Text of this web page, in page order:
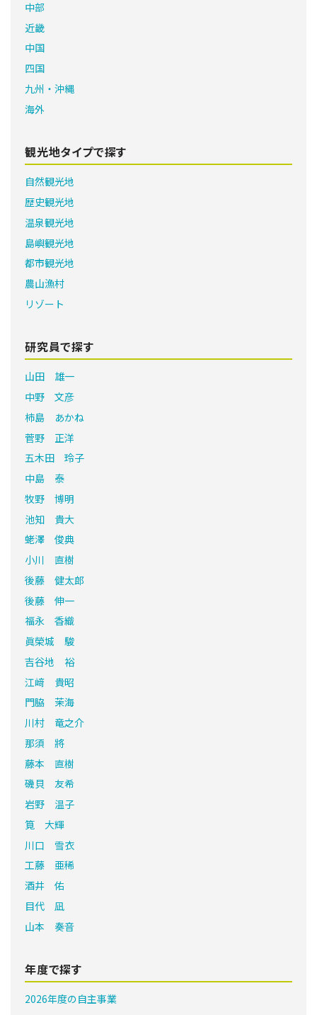
中部
近畿
中国
四国
九州・沖縄
海外
観光地タイプで探す
自然観光地
歴史観光地
温泉観光地
島嶼観光地
都市観光地
農山漁村
リゾート
研究員で探す
山田 雄一
中野 文彦
柿島 あかね
菅野 正洋
五木田 玲子
中島 泰
牧野 博明
池知 貴大
蛯澤 俊典
小川 直樹
後藤 健太郎
後藤 伸一
福永 香織
眞榮城 駿
吉谷地 裕
江﨑 貴昭
門脇 茉海
川村 竜之介
那須 將
藤本 直樹
磯貝 友希
岩野 温子
筧 大輝
川口 雪衣
工藤 亜稀
酒井 佑
目代 凪
山本 奏音
年度で探す
2026年度の自主事業